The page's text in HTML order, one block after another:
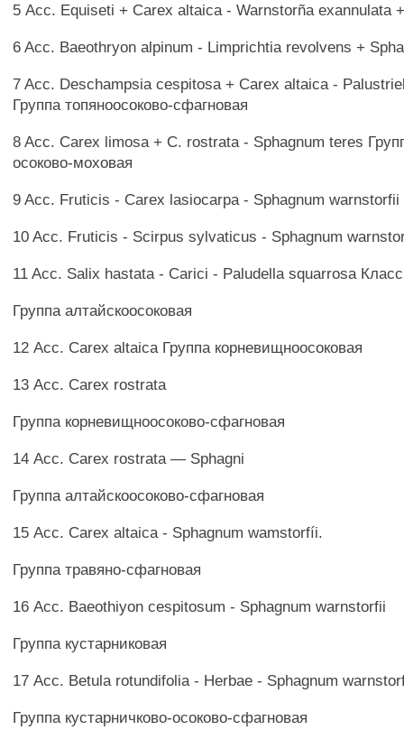
5 Асс. Equiseti + Carex altaica - Warnstorña exannulata
6 Acc. Baeothryon alpinum - Limprichtia revolvens +
7 Acc. Deschampsia cespitosa + Carex altaica -
Группа топяноосоково-сфагновая
8 Acc. Carex limosa + C. rostrata - Sphagnum teres
осоково-моховая
9 Acc. Fruticis - Carex lasiocarpa - Sphagnum
10 Acc. Fruticis - Scirpus sylvaticus - Sphagnum
11 Acc. Salix hastata - Carici - Paludella squarrosa
Группа алтайскоосоковая
12 Асс. Carex altaica Группа корневищноосоковая
13 Асс. Carex rostrata
Группа корневищноосоково-сфагновая
14 Асс. Carex rostrata — Sphagni
Группа алтайскоосоково-сфагновая
15 Асс. Carex altaica - Sphagnum wamstorfíi.
Группа травяно-сфагновая
16 Асс. Baeothiyon cespitosum - Sphagnum warnstorfii
Группа кустарниковая
17 Асс. Betula rotundifolia - Herbae - Sphagnum
Группа кустарничково-осоково-сфагновая